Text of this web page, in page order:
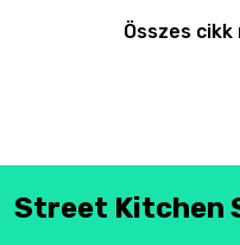
Összes
Street Kitchen